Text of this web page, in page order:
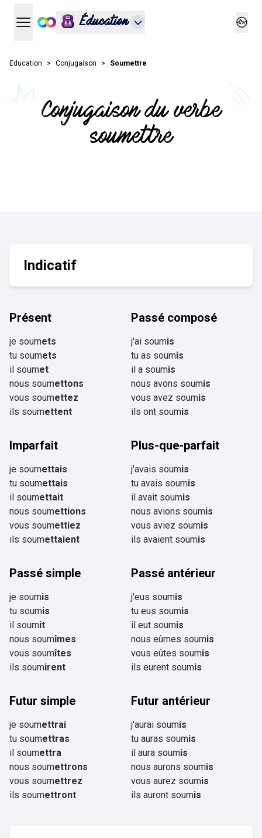
Ouvrir le menu principal
Éducation
Education Conjugaison Soumettre
Conjugaison du verbe
soumettre
Indicatif
Présent
je soumets
tu soumets
il soumet
nous soumettons
vous soumettez
ils soumettent
Passé composé
j'ai soumis
tu as soumis
il a soumis
nous avons soumis
vous avez soumis
ils ont soumis
Imparfait
je soumettais
tu soumettais
il soumettait
nous soumettions
vous soumettiez
ils soumettaient
Plus-que-parfait
j'avais soumis
tu avais soumis
il avait soumis
nous avions soumis
vous aviez soumis
ils avaient soumis
Passé simple
je soumis
tu soumis
il soumit
nous soumîmes
vous soumîtes
ils soumirent
Passé antérieur
j'eus soumis
tu eus soumis
il eut soumis
nous eûmes soumis
vous eûtes soumis
ils eurent soumis
Futur simple
je soumettrai
tu soumettras
il soumettra
nous soumettrons
vous soumettrez
ils soumettront
Futur antérieur
j'aurai soumis
tu auras soumis
il aura soumis
nous aurons soumis
vous aurez soumis
ils auront soumis